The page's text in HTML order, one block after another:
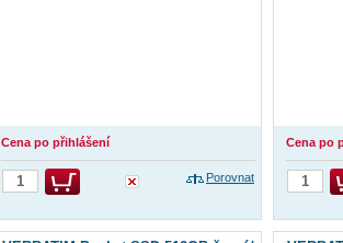
Cena po přihlášení
Porovnat
Cena po